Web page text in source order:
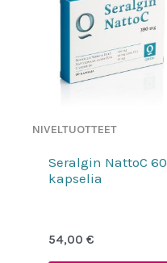
NIVELTUOTTEET
Seralgin NattoC 60
kapselia
54,00€